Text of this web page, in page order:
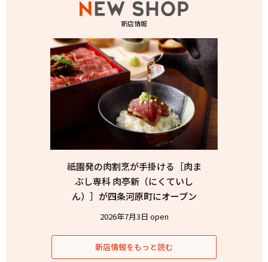
新店情報
祇園発の肉割烹が手掛ける［肉ま
ぶし専科 肉亭新（にくていし
ん）］が四条河原町にオープン
2026年7月3日 open
新店情報をもっと読む